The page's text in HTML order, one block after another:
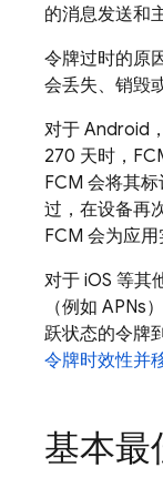
的消息发送和
令牌过时的原
会丢失、销毁
对于 Android
270 天时，
FCM 会将其
过，在设备再
FCM 会为应用
对于 iOS 等其
（例如 APNs
跃状态的令牌
令牌时效性并
基本最